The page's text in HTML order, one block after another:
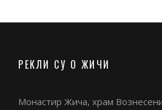
РЕКЛИ СУ О ЖИЧИ
Монастир Жича, храм